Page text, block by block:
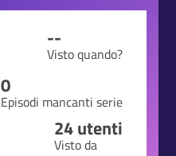
--
Visto quando?
0
Episodi mancanti serie
24utenti
Visto da